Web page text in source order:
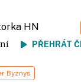
HN
PŘEHRÁT
Byznys